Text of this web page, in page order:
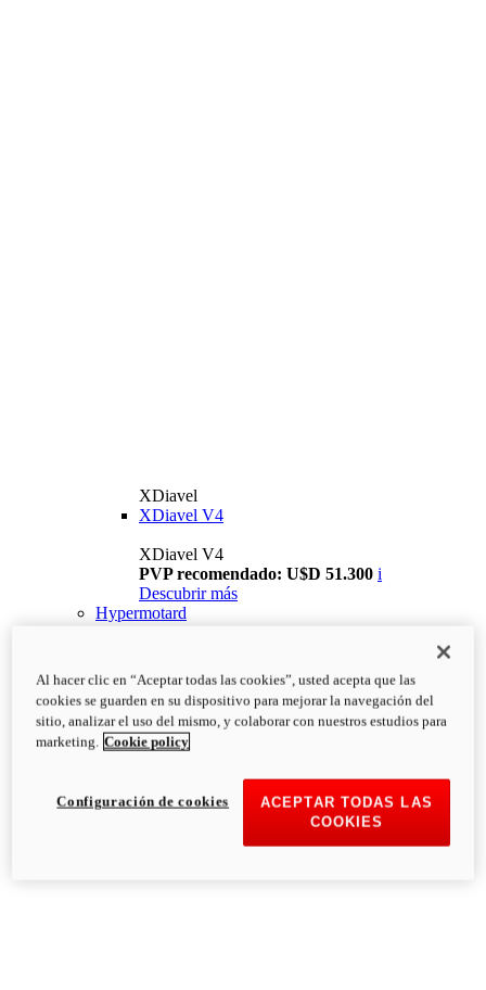
XDiavel
XDiavel V4
XDiavel V4
PVP recomendado: U$D 51.300 i
Descubrir más
Hypermotard
Al hacer clic en “Aceptar todas las cookies”, usted acepta que las
cookies se guarden en su dispositivo para mejorar la navegación del
sitio, analizar el uso del mismo, y colaborar con nuestros estudios para
marketing. Cookie policy
ACEPTAR TODAS LAS
COOKIES
Configuración de cookies